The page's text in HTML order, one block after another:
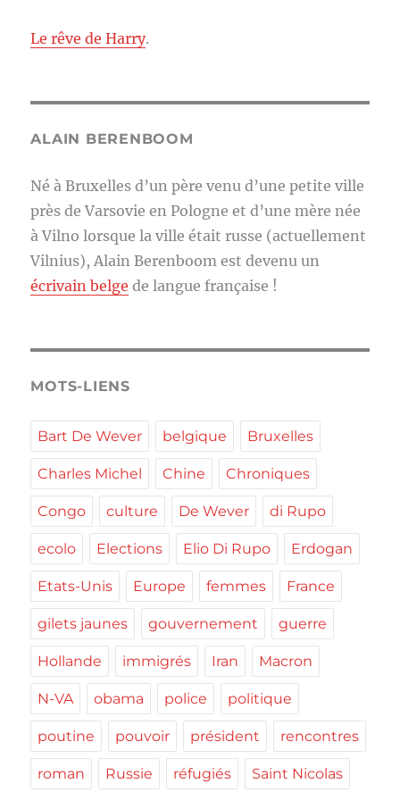
Le rêve de Harry.
ALAIN BERENBOOM
Né à Bruxelles d’un père venu d’une petite ville
près de Varsovie en Pologne et d’une mère née
à Vilno lorsque la ville était russe (actuellement
Vilnius), Alain Berenboom est devenu un
écrivain belge de langue française !
MOTS-LIENS
Bart De Wever belgique Bruxelles
Charles Michel Chine Chroniques
Congo culture De Wever di Rupo
ecolo Elections Elio Di Rupo Erdogan
Etats-Unis Europe femmes France
gilets jaunes gouvernement guerre
Hollande immigrés Iran Macron
N-VA obama police politique
poutine pouvoir président rencontres
roman Russie réfugiés Saint Nicolas